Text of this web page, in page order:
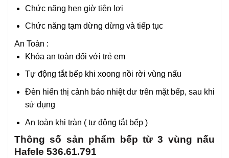
Chức năng hẹn giờ tiện lợi
Chức năng tạm dừng dừng và tiếp tục
An Toàn :
Khóa an toàn đối với trẻ em
Tự động tắt bếp khi xoong nồi rời vùng nấu
Đèn hiển thị cảnh báo nhiệt dư trên mặt bếp, sau khi
sử dụng
An toàn khi tràn ( tự động tắt bếp )
Thông số sản phẩm bếp từ 3 vùng nấu
Hafele 536.61.791